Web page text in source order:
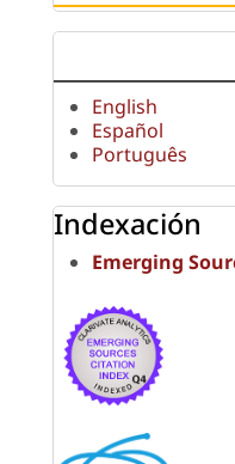
English
Español
Português
Indexación
Emerging